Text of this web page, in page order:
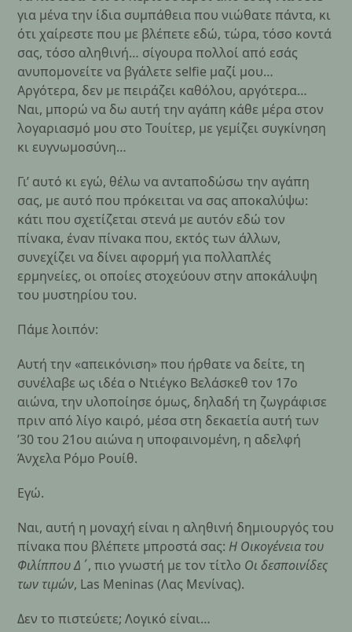
για μένα την ίδια συμπάθεια που νιώθατε πάντα, κι
ότι χαίρεστε που με βλέπετε εδώ, τώρα, τόσο κοντά
σας, τόσο αληθινή… σίγουρα πολλοί από εσάς
ανυπομονείτε να βγάλετε selfie μαζί μου…
Αργότερα, δεν με πειράζει καθόλου, αργότερα…
Ναι, μπορώ να δω αυτή την αγάπη κάθε μέρα στον
λογαριασμό μου στο Τουίτερ, με γεμίζει συγκίνηση
κι ευγνωμοσύνη…
Γι’ αυτό κι εγώ, θέλω να ανταποδώσω την αγάπη
σας, με αυτό που πρόκειται να σας αποκαλύψω:
κάτι που σχετίζεται στενά με αυτόν εδώ τον
πίνακα, έναν πίνακα που, εκτός των άλλων,
συνεχίζει να δίνει αφορμή για πολλαπλές
ερμηνείες, οι οποίες στοχεύουν στην αποκάλυψη
του μυστηρίου του.
Πάμε λοιπόν:
Αυτή την «απεικόνιση» που ήρθατε να δείτε, τη
συνέλαβε ως ιδέα ο Ντιέγκο Βελάσκεθ τον 17ο
αιώνα, την υλοποίησε όμως, δηλαδή τη ζωγράφισε
πριν από λίγο καιρό, μέσα στη δεκαετία αυτή των
’30 του 21ου αιώνα η υποφαινομένη, η αδελφή
Άνχελα Ρόμο Ρουίθ.
Εγώ.
Ναι, αυτή η μοναχή είναι η αληθινή δημιουργός του
πίνακα που βλέπετε μπροστά σας: Η Οικογένεια του
Φιλίππου Δ΄, πιο γνωστή με τον τίτλο Οι δεσποινίδες
των τιμών, Las Meninas (Λας Μενίνας).
Δεν το πιστεύετε; Λογικό είναι…